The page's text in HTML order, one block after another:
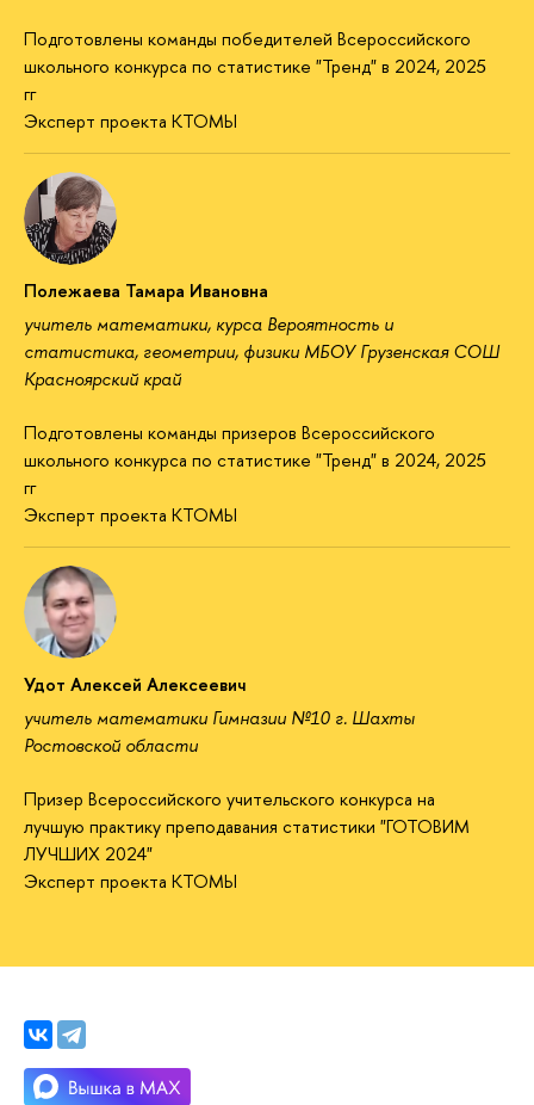
Подготовлены команды победителей Всероссийского
школьного конкурса по статистике "Тренд" в 2024, 2025
гг
Эксперт проекта КТОМЫ
Полежаева Тамара Ивановна
учитель математики, курса Вероятность и
статистика, геометрии, физики МБОУ Грузенская СОШ
Красноярский край
Подготовлены команды призеров Всероссийского
школьного конкурса по статистике "Тренд" в 2024, 2025
гг
Эксперт проекта КТОМЫ
Удот Алексей Алексеевич
учитель математики Гимназии №10 г. Шахты
Ростовской области
Призер Всероссийского учительского конкурса на
лучшую практику преподавания статистики "ГОТОВИМ
ЛУЧШИХ 2024"
Эксперт проекта КТОМЫ